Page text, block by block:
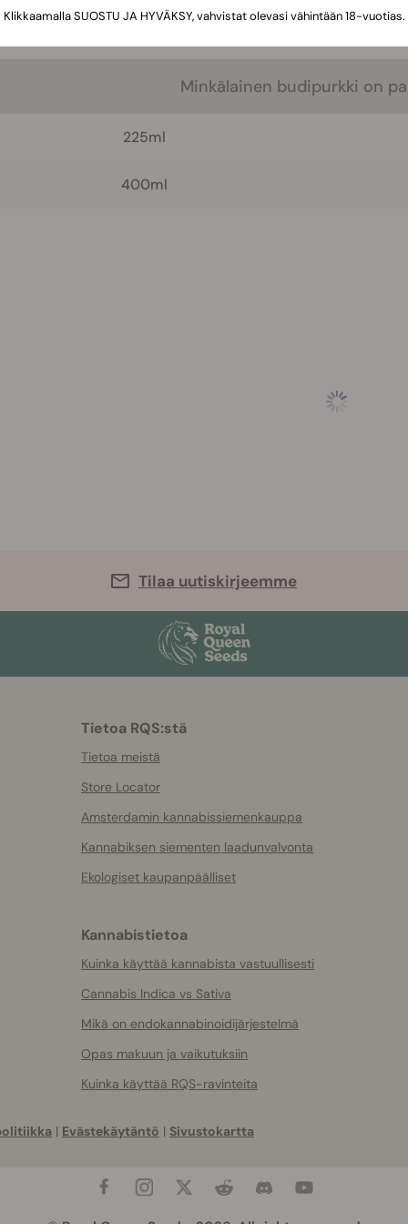
tarpeeseen asian ajaa paremmin pienempi 225 ml
Minkälainen budipurkki on
225ml
400ml
Tilaa uutiskirjeemme
Tietoa RQS:stä
Tietoa meistä
Store Locator
Amsterdamin kannabissiemenkauppa
Kannabiksen siementen laadunvalvonta
Ekologiset kaupanpäälliset
Kannabistietoa
Kuinka käyttää kannabista vastuullisesti
Cannabis Indica vs Sativa
Mikä on endokannabinoidijärjestelmä
Opas makuun ja vaikutuksiin
Kuinka käyttää RQS-ravinteita
| Evästekäytäntö | Sivustokartta
Klikkaamalla SUOSTU JA HYVÄKSY, vahvistat olevasi vähintään 18-vuotias.